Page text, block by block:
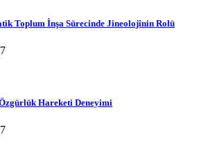
Toplum İnşa Sürecinde Jineolojînin Rolü
Hareketi Deneyimi